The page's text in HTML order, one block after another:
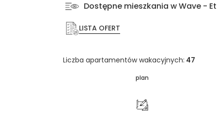
Dostępne mieszkania w Wave -
LISTA OFERT
Liczba apartamentów wakacyjnych: 47
plan